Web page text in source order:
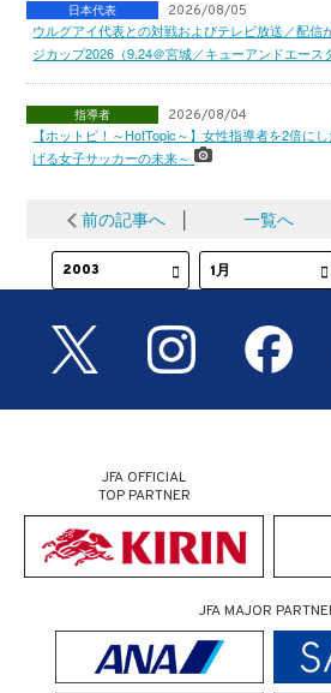
日本代表 2026/08/05
ウルグアイ代表との対戦およびテレビ放送／配
ジカップ2026（9.24＠宮城／キューアンドエー
指導者 2026/08/04
【ホットピ！～HotTopic～】女性指導者を2倍に
げる女子サッカーの未来～
前の記事へ 一覧へ
JFA OFFICIAL
TOP PARTNER
JFA MAJOR